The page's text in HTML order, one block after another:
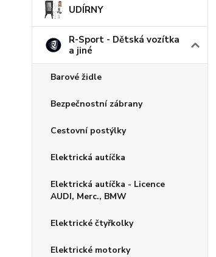
UDÍRNY
R-Sport - Dětská vozítka
a jiné
Barové židle
Bezpečnostní zábrany
Cestovní postýlky
Elektrická autíčka
Elektrická autíčka - Licence
AUDI, Merc., BMW
Elektrické čtyřkolky
Elektrické motorky